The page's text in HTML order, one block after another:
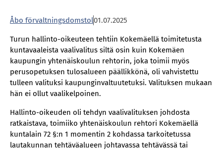
Åbo förvaltningsdomstol01.07.2025
Turun hallinto-oikeuteen tehtiin Kokemäellä toimitetusta
kuntavaaleista vaalivalitus siltä osin kuin Kokemäen
kaupungin yhtenäiskoulun rehtorin, joka toimii myös
perusopetuksen tulosalueen päällikkönä, oli vahvistettu
tulleen valituksi kaupunginvaltuutetuksi. Valituksen mukaan
hän ei ollut vaalikelpoinen.
Hallinto-oikeuden oli tehdyn vaalivalituksen johdosta
ratkaistava, toimiiko yhtenäiskoulun rehtori Kokemäellä
kuntalain 72 §:n 1 momentin 2 kohdassa tarkoitetussa
lautakunnan tehtäväalueen johtavassa tehtävässä tai